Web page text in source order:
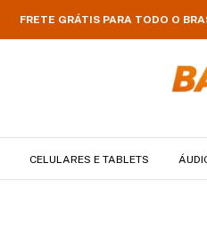
FRETE GRÁTIS PARA TODO O
CELULARES E TABLETS